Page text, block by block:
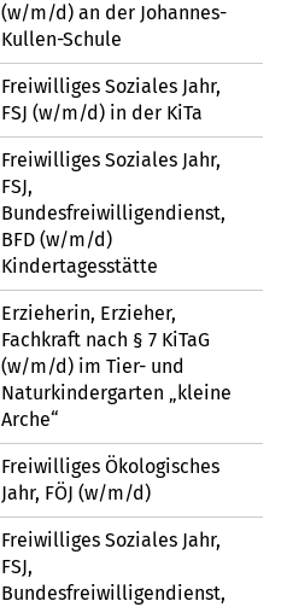
(w/m/d) an der Johannes-
Kullen-Schule
Freiwilliges Soziales Jahr,
FSJ (w/m/d) in der KiTa
Freiwilliges Soziales Jahr,
FSJ,
Bundesfreiwilligendienst,
BFD (w/m/d)
Kindertagesstätte
Erzieherin, Erzieher,
Fachkraft nach § 7 KiTaG
(w/m/d) im Tier- und
Naturkindergarten „kleine
Arche“
Freiwilliges Ökologisches
Jahr, FÖJ (w/m/d)
Freiwilliges Soziales Jahr,
FSJ,
Bundesfreiwilligendienst,